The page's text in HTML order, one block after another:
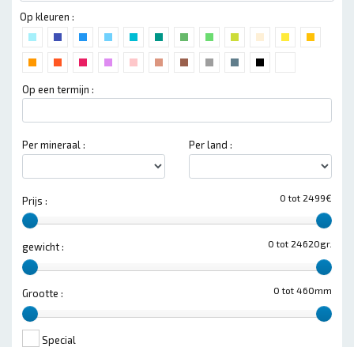
Op kleuren :
Op een termijn :
Per mineraal : Per land :
0 tot 2499€
Prijs :
0 tot 24620gr.
gewicht :
0 tot 460mm
Grootte :
Special